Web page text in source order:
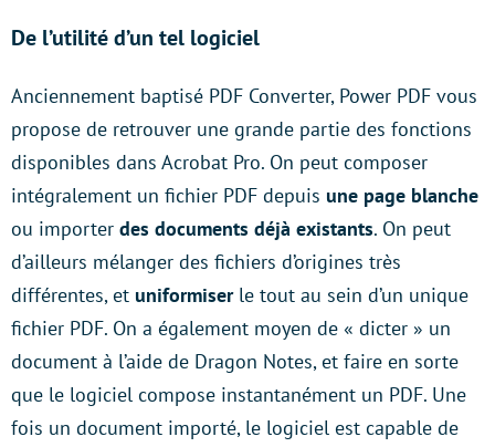
De l’utilité d’un tel logiciel
Anciennement baptisé PDF Converter, Power PDF vous
propose de retrouver une grande partie des fonctions
disponibles dans Acrobat Pro. On peut composer
intégralement un fichier PDF depuis une page blanche
ou importer des documents déjà existants. On peut
d’ailleurs mélanger des fichiers d’origines très
différentes, et uniformiser le tout au sein d’un unique
fichier PDF. On a également moyen de « dicter » un
document à l’aide de Dragon Notes, et faire en sorte
que le logiciel compose instantanément un PDF. Une
fois un document importé, le logiciel est capable de